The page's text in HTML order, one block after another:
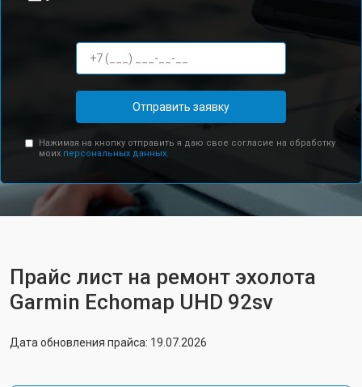
Отправить заявку
Нажимая на кнопку отправить я даю свое согласие на обработку
моих персональных данных.
Прайс лист на ремонт эхолота
Garmin Echomap UHD 92sv
Дата обновления прайса: 19.07.2026